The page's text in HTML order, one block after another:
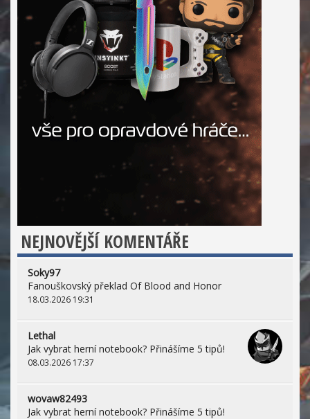
NEJNOVĚJŠÍ KOMENTÁŘE
Soky97
Fanouškovský překlad Of Blood and Honor
18.03.2026 19:31
Lethal
Jak vybrat herní notebook? Přinášíme 5 tipů!
08.03.2026 17:37
wovaw82493
Jak vybrat herní notebook? Přinášíme 5 tipů!